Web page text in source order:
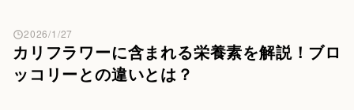
カリフラワーに含まれる栄養素を解説！ブロ
ッコリーとの違いとは？
2026/1/27